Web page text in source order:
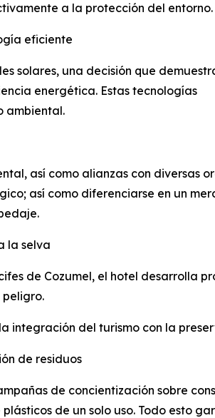
a la protección del entorno.
eficiente
solares, una decisión que
energética. Estas tecnologías
ambiental.
así como alianzas con diversas
así como diferenciarse en un
la selva
de Cozumel, el hotel desarrolla
peligro.
integración del turismo con la
de residuos
de concientización sobre
de un solo uso. Todo esto